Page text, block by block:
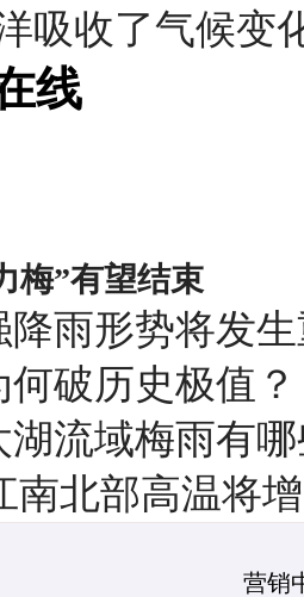
吸收了气候变
线
梅”有望结束
雨形势将发
破历史极值？
流域梅雨有
南北部高温将
营销